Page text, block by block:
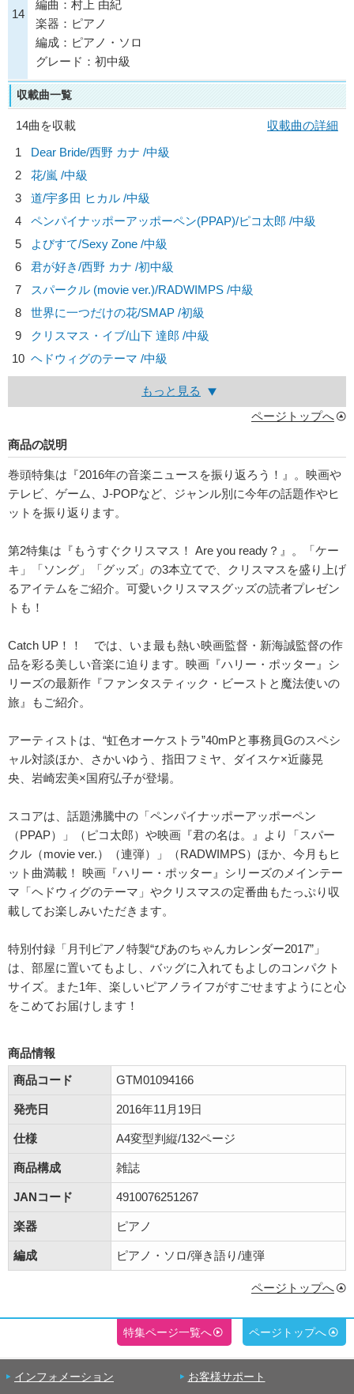
14
編曲：村上 由紀
楽器：ピアノ
編成：ピアノ・ソロ
グレード：初中級
収載曲一覧
14曲を収載
収載曲の詳細
1
Dear Bride/西野 カナ /中級
2
花/嵐 /中級
3
道/宇多田 ヒカル /中級
4
ペンパイナッポーアッポーペン(PPAP)/ピコ太郎 /中級
5
よびすて/Sexy Zone /中級
6
君が好き/西野 カナ /初中級
7
スパークル (movie ver.)/RADWIMPS /中級
8
世界に一つだけの花/SMAP /初級
9
クリスマス・イブ/山下 達郎 /中級
10 ヘドウィグのテーマ /中級
もっと見る
ページトップへ
商品の説明
巻頭特集は『2016年の音楽ニュースを振り返ろう！』。映画や
テレビ、ゲーム、J-POPなど、ジャンル別に今年の話題作やヒ
ットを振り返ります。
第2特集は『もうすぐクリスマス！ Are you ready？』。「ケー
キ」「ソング」「グッズ」の3本立てで、クリスマスを盛り上げ
るアイテムをご紹介。可愛いクリスマスグッズの読者プレゼン
トも！
Catch UP！！ では、いま最も熱い映画監督・新海誠監督の作
品を彩る美しい音楽に迫ります。映画『ハリー・ポッター』シ
リーズの最新作『ファンタスティック・ビーストと魔法使いの
旅』もご紹介。
アーティストは、“虹色オーケストラ”40mPと事務員Gのスペシ
ャル対談ほか、さかいゆう、指田フミヤ、ダイスケ×近藤晃
央、岩崎宏美×国府弘子が登場。
スコアは、話題沸騰中の「ペンパイナッポーアッポーペン
（PPAP）」（ピコ太郎）や映画『君の名は。』より「スパー
クル（movie ver.）（連弾）」（RADWIMPS）ほか、今月もヒ
ット曲満載！ 映画『ハリー・ポッター』シリーズのメインテー
マ「ヘドウィグのテーマ」やクリスマスの定番曲もたっぷり収
載してお楽しみいただきます。
特別付録「月刊ピアノ特製“ぴあのちゃんカレンダー2017”」
は、部屋に置いてもよし、バッグに入れてもよしのコンパクト
サイズ。また1年、楽しいピアノライフがすごせますようにと心
をこめてお届けします！
商品情報
商品コード
GTM01094166
発売日 2016年11月19日
仕様 A4変型判縦/132ページ
商品構成 雑誌
JANコード 4910076251267
楽器 ピアノ
編成 ピアノ・ソロ/弾き語り/連弾
ページトップへ
特集ページ一覧へ ページトップへ
インフォメーション お客様サポート